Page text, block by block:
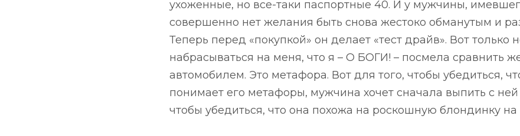
ухоженные, но все-таки паспортные 40. И у мужчины,
совершенно нет желания быть снова жестоко обманутым и
Теперь перед «покупкой» он делает «тест драйв». Вот только
набрасываться на меня, что я – О БОГИ! – посмела сравнить
автомобилем. Это метафора. Вот для того, чтобы убедиться,
понимает его метафоры, мужчина хочет сначала выпить с
чтобы убедиться, что она похожа на роскошную блондинку на